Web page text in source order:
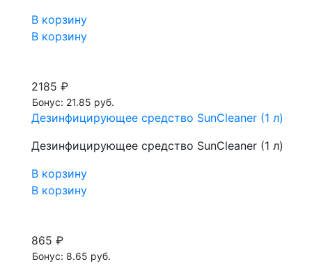
В корзину
В корзину
2185 ₽
Бонус: 21.85 руб.
Дезинфицирующее средство SunCleaner (1 л)
Дезинфицирующее средство SunCleaner (1 л)
В корзину
В корзину
865 ₽
Бонус: 8.65 руб.